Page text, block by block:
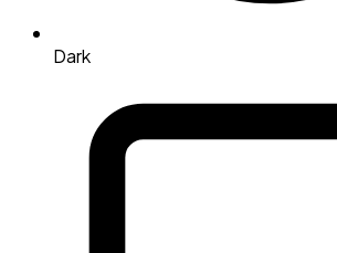
Dark